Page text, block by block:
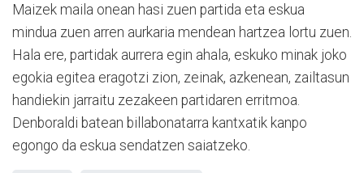
Maizek maila onean hasi zuen partida eta eskua
mindua zuen arren aurkaria mendean hartzea lortu zuen.
Hala ere, partidak aurrera egin ahala, eskuko minak joko
egokia egitea eragotzi zion, zeinak, azkenean, zailtasun
handiekin jarraitu zezakeen partidaren erritmoa.
Denboraldi batean billabonatarra kantxatik kanpo
egongo da eskua sendatzen saiatzeko.